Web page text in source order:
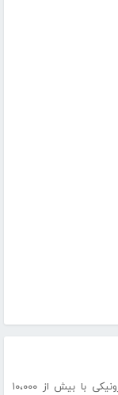
الکترونیکی با بیش از ۱۰،۰۰۰